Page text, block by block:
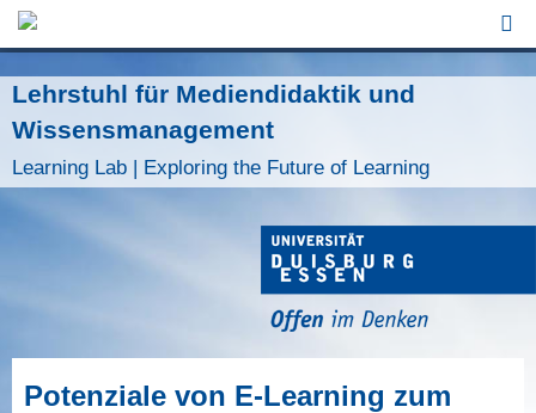
Lehrstuhl für Mediendidaktik und
Wissensmanagement
Learning Lab | Exploring the Future of Learning
Potenziale von E-Learning zum